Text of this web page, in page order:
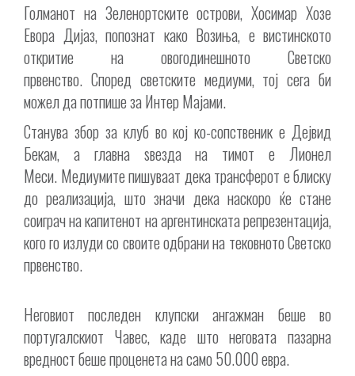
Голманот на Зеленортските острови, Хосимар Хозе
Евора Дијаз, попознат како Возиња, е вистинското
откритие на овогодинешното Светско
првенство. Според светските медиуми, тој сега би
можел да потпише за Интер Мајами.
Станува збор за клуб во кој ко-сопственик е Дејвид
Бекам, а главна ѕвезда на тимот е Лионел
Меси. Медиумите пишуваат дека трансферот е блиску
до реализација, што значи дека наскоро ќе стане
соиграч на капитенот на аргентинската репрезентација,
кого го излуди со своите одбрани на тековното Светско
првенство.
Неговиот последен клупски ангажман беше во
португалскиот Чавес, каде што неговата пазарна
вредност беше проценета на само 50.000 евра.